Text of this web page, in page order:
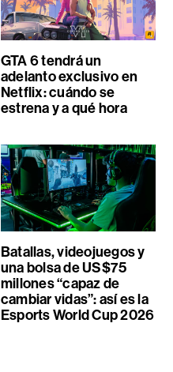
GTA 6 tendrá un
adelanto exclusivo en
Netflix: cuándo se
estrena y a qué hora
Batallas, videojuegos y
una bolsa de US$75
millones “capaz de
cambiar vidas”: así es la
Esports World Cup 2026